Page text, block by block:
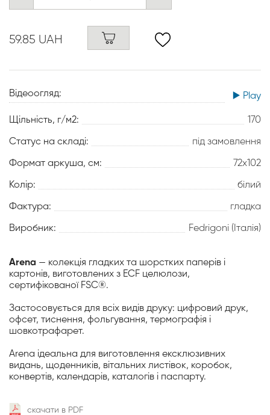
Відеоогляд: ▶️ Play
Щільність, г/м2: 170
Статус на складі: під замовлення
Формат аркуша, см: 72х102
Колір: білий
Фактура: гладка
Виробник: Fedrigoni (Італія)
Arena — колекція гладких та шорстких паперів і
картонів, виготовлених з ECF целюлози,
сертифікованої FSC®.
Застосовується для всіх видів друку: цифровий друк,
офсет, тиснення, фольгування, термографія і
шовкотрафарет.
Arena ідеальна для виготовлення ексклюзивних
видань, щоденників, вітальних листівок, коробок,
конвертів, календарів, каталогів і паспарту.
скачати в PDF
59.85 UAH